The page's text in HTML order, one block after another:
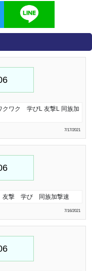
ワク 学びL 友撃L 同族加
7/17/2021
友撃 学び 同族加撃速
7/16/2021